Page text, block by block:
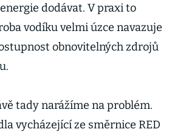
dodávat. V praxi to
vodíku velmi úzce navazuje
obnovitelných zdrojů
tady narážíme na problém.
vycházející ze směrnice RED